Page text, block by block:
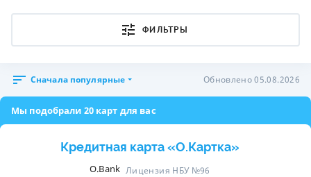
ФИЛЬТРЫ
Сначала популярные Обновлено 05.08.2026
Мы подобрали 20 карт для вас
Кредитная карта «O.Картка»
O.Bank Лицензия НБУ №96